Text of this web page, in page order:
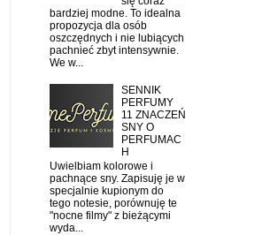
bardziej modne. To idealna
propozycja dla osób
oszczędnych i nie lubiących
pachnieć zbyt intensywnie.
We w...
SENNIK
PERFUMY
11 ZNACZEŃ
SNY O
PERFUMAC
H
Uwielbiam kolorowe i
pachnące sny. Zapisuję je w
specjalnie kupionym do
tego notesie, porównuję te
"nocne filmy" z bieżącymi
wyda...